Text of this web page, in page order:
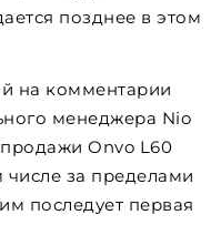
позднее в этом
на комментарии
менеджера Nio
Onvo L60
числе за пределами
последует первая